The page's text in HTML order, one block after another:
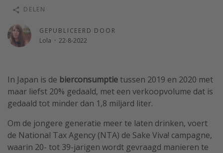
Meer onderwerpen
Reisblog
Reiskalender
Beste keukens ter wereld
Center Parcs
Strandvakantie in Italië
Strandvakantie in Nederland
GEPUBLICEERD DOOR
Lola · 22-8-2022
DELEN
In Japan is de bierconsumptie tussen 2019 en 2020 met
maar liefst 20% gedaald, met een verkoopvolume dat is
gedaald tot minder dan 1,8 miljard liter.
Om de jongere generatie meer te laten drinken, voert
de National Tax Agency (NTA) de Sake Viva! campagne,
waarin 20- tot 39-jarigen wordt gevraagd manieren te